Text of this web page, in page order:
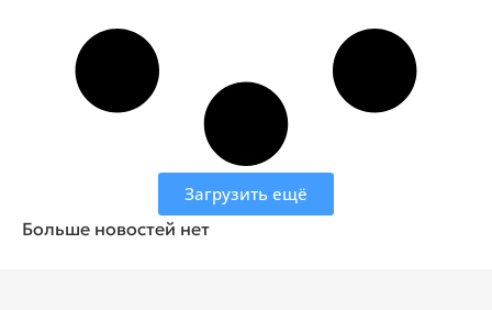
Загрузить ещё
Больше новостей нет